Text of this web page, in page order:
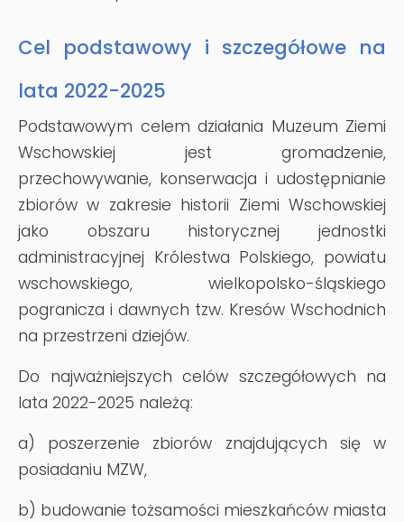
Cel podstawowy i szczegółowe na
lata 2022-2025
Podstawowym celem działania Muzeum Ziemi
Wschowskiej jest gromadzenie,
przechowywanie, konserwacja i udostępnianie
zbiorów w zakresie historii Ziemi Wschowskiej
jako obszaru historycznej jednostki
administracyjnej Królestwa Polskiego, powiatu
wschowskiego, wielkopolsko-śląskiego
pogranicza i dawnych tzw. Kresów Wschodnich
na przestrzeni dziejów.
Do najważniejszych celów szczegółowych na
lata 2022-2025 należą:
a) poszerzenie zbiorów znajdujących się w
posiadaniu MZW,
b) budowanie tożsamości mieszkańców miasta